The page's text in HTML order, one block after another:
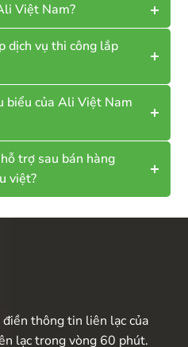
Việt Nam?
dịch vụ thi công lắp
biểu của Ali Việt Nam
trợ sau bán hàng
việt?
thông tin liên lạc của
lạc trong vòng 60 phút.